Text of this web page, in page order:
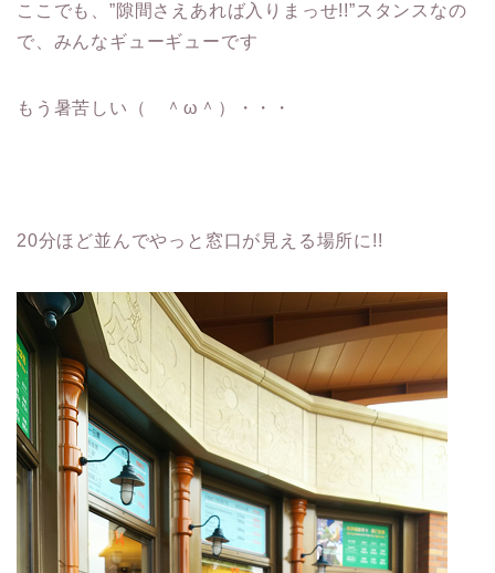
ここでも、”隙間さえあれば入りまっせ!!”スタンスなの
で、みんなギューギューです
もう暑苦しい（ ＾ω＾）・・・
20分ほど並んでやっと窓口が見える場所に!!